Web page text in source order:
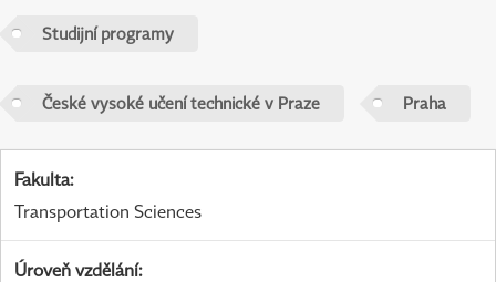
Studijní programy
České vysoké učení technické v Praze Praha
Fakulta:
Transportation Sciences
Úroveň vzdělání: